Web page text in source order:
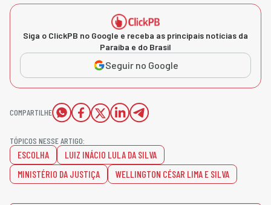
Siga o ClickPB no Google e receba as principais notícias da
Paraíba e do Brasil
Seguir no Google
COMPARTILHE
TÓPICOS NESSE ARTIGO:
ESCOLHA
LUIZ INÁCIO LULA DA SILVA
MINISTÉRIO DA JUSTIÇA
WELLINGTON CÉSAR LIMA E SILVA